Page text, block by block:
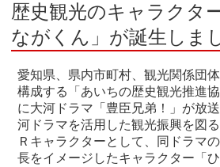
歴史観光のキャラクタ
ながくん」が誕生しま
愛知県、県内市町村、観光関係団
構成する「あいちの歴史観光推進
に大河ドラマ「豊臣兄弟！」が放
河ドラマを活用した観光振興を図
Ｒキャラクターとして、同ドラマ
長をイメージしたキャラクター「